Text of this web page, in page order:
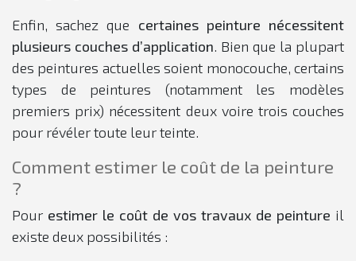
Enfin, sachez que certaines peinture nécessitent
plusieurs couches d’application. Bien que la plupart
des peintures actuelles soient monocouche, certains
types de peintures (notamment les modèles
premiers prix) nécessitent deux voire trois couches
pour révéler toute leur teinte.
Comment estimer le coût de la peinture
?
Pour estimer le coût de vos travaux de peinture il
existe deux possibilités :